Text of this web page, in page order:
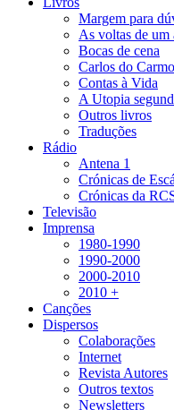
Margem para
As voltas de um
Bocas de cena
Carlos do
Contas à Vida
A Utopia
Outros livros
Traduções
Rádio
Antena 1
Crónicas de
Crónicas da
Televisão
Imprensa
1980-1990
1990-2000
2000-2010
2010 +
Canções
Dispersos
Colaborações
Internet
Revista Autores
Outros textos
Newsletters